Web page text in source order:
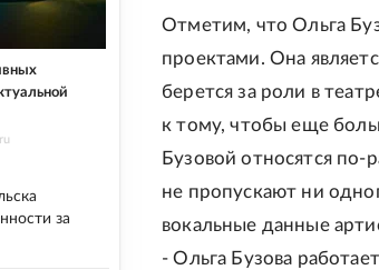
Отметим, что Ольга
проектами. Она
берется за роли в
к тому, чтобы еще
Бузовой относятся
не пропускают ни
вокальные данные
- Ольга Бузова
за